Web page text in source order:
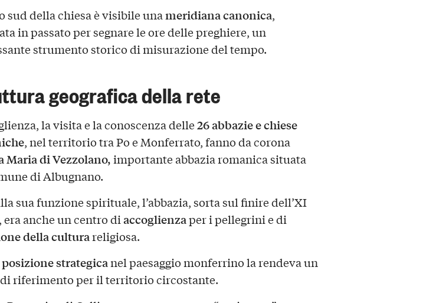
sud della chiesa è visibile unameridiana canonica,
in passato per segnare le ore delle preghiere, un
strumento storico di misurazione del tempo.
geografica della rete
la visita e la conoscenza delle26abbazie e chiese
, nel territorio tra Po e Monferrato, fanno da corona
Maria di Vezzolano,importante abbazia romanica situata
di Albugnano.
sua funzione spirituale, l’abbazia, sorta sul finire dell’XI
era anche un centro diaccoglienzaper i pellegrini e di
della culturareligiosa.
posizione strategicanel paesaggio monferrino la rendeva un
riferimento per il territorio circostante.